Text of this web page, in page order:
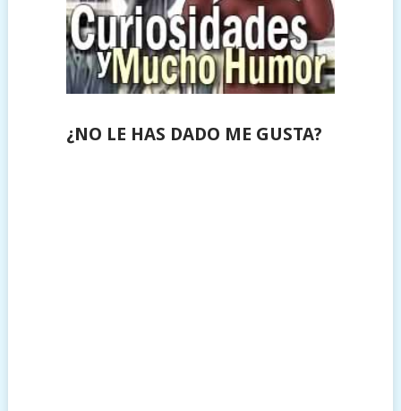
¿NO LE HAS DADO ME GUSTA?